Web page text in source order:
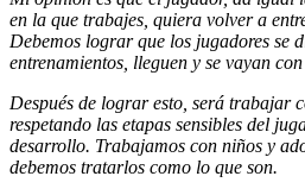
en la que trabajes, quiera volver a
Debemos lograr que los jugadores se
entrenamientos, lleguen y se vayan
Después de lograr esto, será trabajar
respetando las etapas sensibles del
desarrollo. Trabajamos con niños y
debemos tratarlos como lo que son.